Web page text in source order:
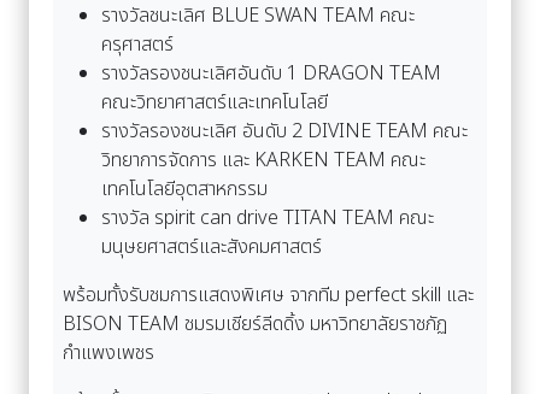
รางวัลชนะเลิศ BLUE SWAN TEAM คณะ
ครุศาสตร์
รางวัลรองชนะเลิศอันดับ 1 DRAGON TEAM
คณะวิทยาศาสตร์และเทคโนโลยี
รางวัลรองชนะเลิศ อันดับ 2 DIVINE TEAM คณะ
วิทยาการจัดการ และ KARKEN TEAM คณะ
เทคโนโลยีอุตสาหกรรม
รางวัล spirit can drive TITAN TEAM คณะ
มนุษยศาสตร์และสังคมศาสตร์
พร้อมทั้งรับชมการแสดงพิเศษ จากทีม perfect skill และ
BISON TEAM ชมรมเชียร์ลีดดิ้ง มหาวิทยาลัยราชภัฏ
กำแพงเพชร